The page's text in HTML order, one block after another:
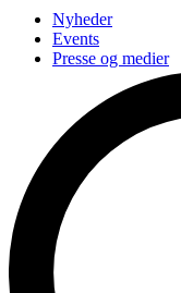
Nyheder
Events
Presse og medier